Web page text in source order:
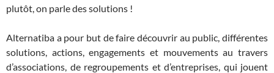
plutôt, on parle des solutions !
Alternatiba a pour but de faire découvrir au public, différentes
solutions, actions, engagements et mouvements au travers
d’associations, de regroupements et d’entreprises, qui jouent